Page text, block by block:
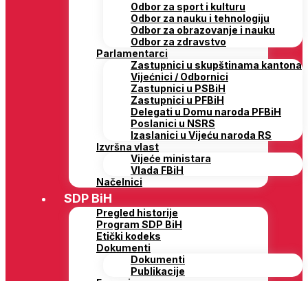
Odbor za sport i kulturu
Odbor za nauku i tehnologiju
Odbor za obrazovanje i nauku
Odbor za zdravstvo
Parlamentarci
Zastupnici u skupštinama kantona
Vijećnici / Odbornici
Zastupnici u PSBiH
Zastupnici u PFBiH
Delegati u Domu naroda PFBiH
Poslanici u NSRS
Izaslanici u Vijeću naroda RS
Izvršna vlast
Vijeće ministara
Vlada FBiH
Načelnici
SDP BiH
Pregled historije
Program SDP BiH
Etički kodeks
Dokumenti
Dokumenti
Publikacije